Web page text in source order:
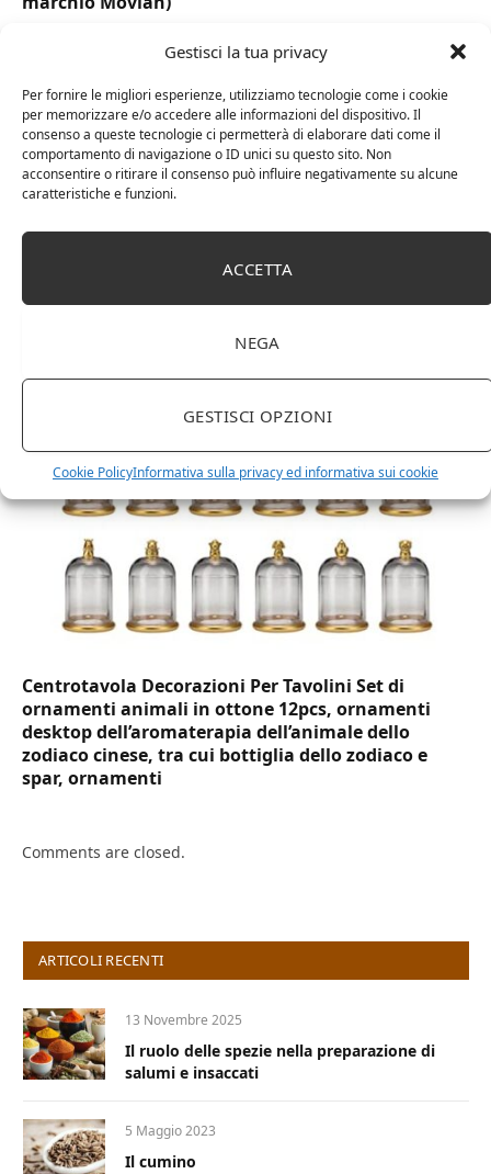
Gestisci la tua privacy
Per fornire le migliori esperienze, utilizziamo tecnologie come i cookie
per memorizzare e/o accedere alle informazioni del dispositivo. Il
consenso a queste tecnologie ci permetterà di elaborare dati come il
comportamento di navigazione o ID unici su questo sito. Non
acconsentire o ritirare il consenso può influire negativamente su alcune
caratteristiche e funzioni.
ACCETTA
NEGA
GESTISCI OPZIONI
Cookie PolicyInformativa sulla privacy ed informativa sui cookie
DOT Horeca Solutions 1000 Bicchieri PET
trasparenti monouso 350 ML tacca 0,3 alta qualità
usa e getta bicchiere riciclabili per acqua bevande
birra cocktail drink
Centrotavola Decorazioni Per Tavolini Set di
ornamenti animali in ottone 12pcs, ornamenti
desktop dell’aromaterapia dell’animale dello
zodiaco cinese, tra cui bottiglia dello zodiaco e
spar, ornamenti
Comments are closed.
ARTICOLI RECENTI
13 Novembre 2025
Il ruolo delle spezie nella preparazione di
salumi e insaccati
5 Maggio 2023
Il cumino